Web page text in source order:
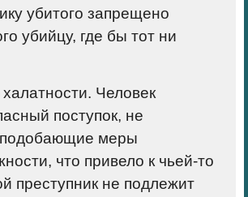
убитого запрещено
убийцу, где бы тот ни
. Человек
поступок, не
подобающие меры
что привело к чьей-то
преступник не подлежит